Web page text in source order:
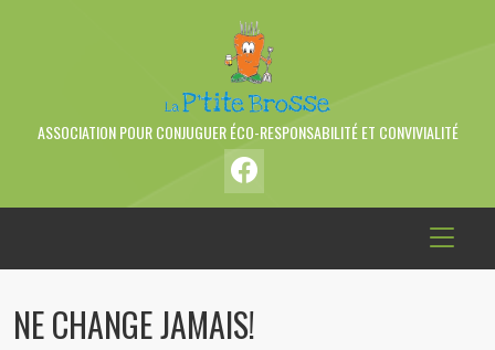
ASSOCIATION POUR CONJUGUER ÉCO-RESPONSABILITÉ ET CONVIVIALITÉ
NE CHANGE JAMAIS!